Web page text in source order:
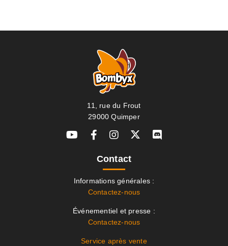
11, rue du Frout
29000 Quimper
Contact
Informations générales :
Contactez-nous
Événementiel et presse :
Contactez-nous
Service après vente